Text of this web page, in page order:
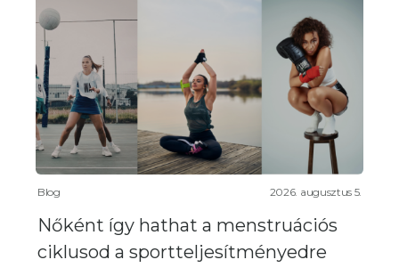
Blog 2026. augusztus 5.
Nőként így hathat a menstruációs
ciklusod a sportteljesítményedre